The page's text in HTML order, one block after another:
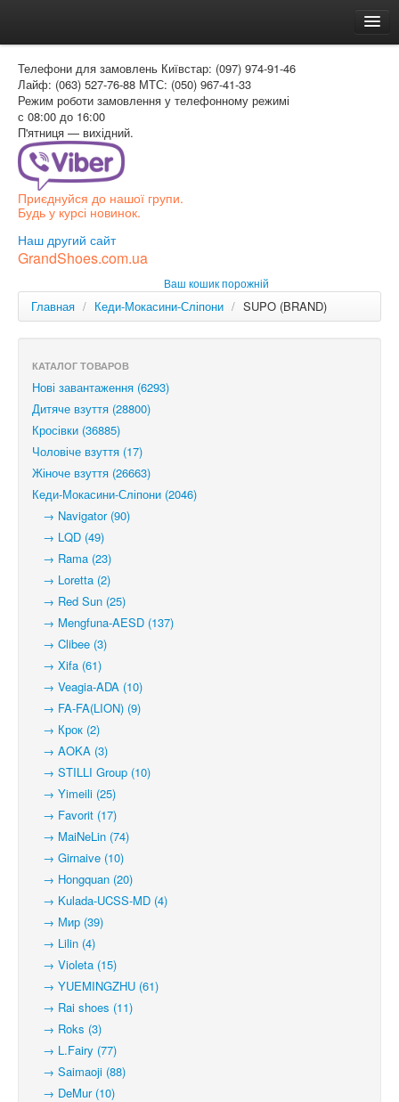
Доставка и оплата
Как заказать
Контакти
Таблиця розмірів
Вхід для покупця
РОС
Телефони для замовлень Київстар: (097) 974-91-46
Лайф: (063) 527-76-88 МТС: (050) 967-41-33
Режим роботи замовлення у телефонному режимі
с 08:00 до 16:00
П'ятниця — вихідний.
Приєднуйся до нашої групи.
Будь у курсі новинок.
Наш другий сайт
GrandShoes.com.ua
Ваш кошик порожній
Главная / Кеди-Мокасини-Сліпони / SUPO (BRAND)
КАТАЛОГ ТОВАРОВ
Нові завантаження (6293)
Дитяче взуття (28800)
Кросівки (36885)
Чоловіче взуття (17)
Жіноче взуття (26663)
Кеди-Мокасини-Сліпони (2046)
→ Navigator (90)
→ LQD (49)
→ Rama (23)
→ Loretta (2)
→ Red Sun (25)
→ Mengfuna-AESD (137)
→ Clibee (3)
→ Xifa (61)
→ Veagia-ADA (10)
→ FA-FA(LION) (9)
→ Крок (2)
→ AOKA (3)
→ STILLI Group (10)
→ Yimeili (25)
→ Favorit (17)
→ MaiNeLin (74)
→ Girnaive (10)
→ Hongquan (20)
→ Kulada-UCSS-MD (4)
→ Мир (39)
→ Lilin (4)
→ Violeta (15)
→ YUEMINGZHU (61)
→ Rai shoes (11)
→ Roks (3)
→ L.Fairy (77)
→ Saimaoji (88)
→ DeMur (10)